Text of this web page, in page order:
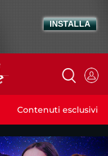
Contenuti esclusivi
INSTALLA